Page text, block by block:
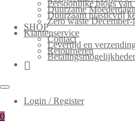
Persoonlijke blogs van
Duurzame
Duurzaam plasticvrij
Zero waste
SHOP
Klantenservice
Contact
Levertijd en verzending
Retourneren
Login / Register
0